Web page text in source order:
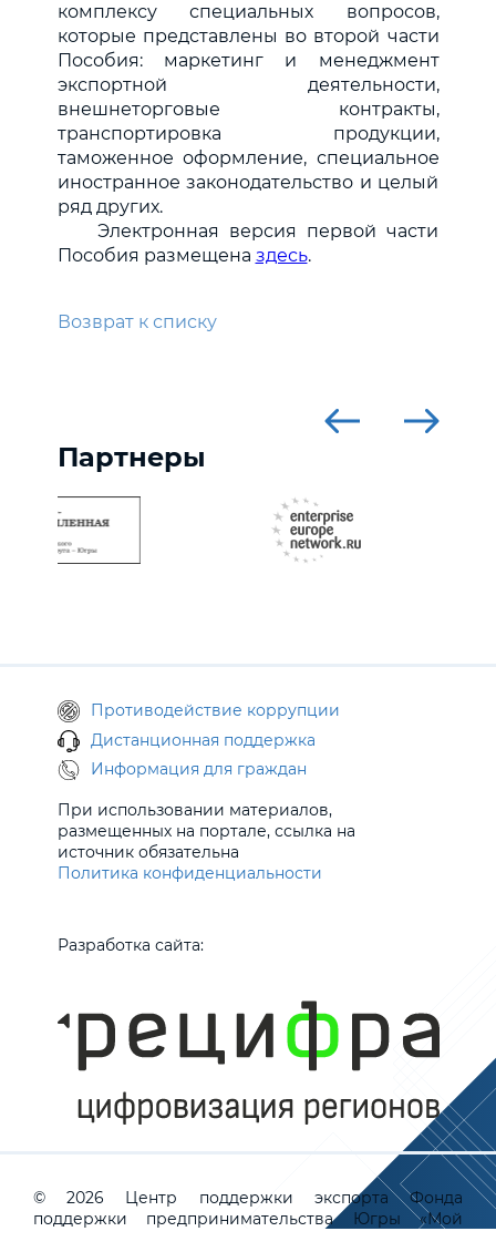
комплексу специальных вопросов,
которые представлены во второй части
Пособия: маркетинг и менеджмент
экспортной деятельности,
внешнеторговые контракты,
транспортировка продукции,
таможенное оформление, специальное
иностранное законодательство и целый
ряд других.
Электронная версия первой части
Пособия размещена здесь.
Возврат к списку
Партнеры
Противодействие коррупции
Дистанционная поддержка
Информация для граждан
При использовании материалов,
размещенных на портале, ссылка на
источник обязательна
Политика конфиденциальности
Разработка сайта:
© 2026 Центр поддержки экспорта Фонда
поддержки предпринимательства Югры «Мой